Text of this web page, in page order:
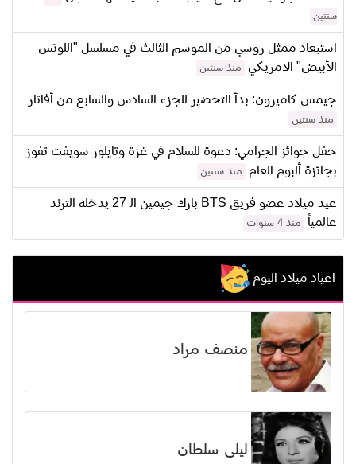
سنتين
استبعاد ممثل روسي من الموسم الثالث في مسلسل "اللوتس
الأبيض" الامريكي
منذ سنتين
جيمس كاميرون: بدأ التحضير للجزء السادس والسابع من أفاتار
منذ سنتين
حفل جوائز الجرامي: دعوة للسلام في غزة وتايلور سويفت تفوز
بجائزة ألبوم العام
منذ سنتين
عيد ميلاد عضو فريق BTS بارك جيمين الـ 27 يدخله الترند
عالمياً
منذ 4 سنوات
اعياد ميلاد اليوم
منصف مراد
ليلى سلطان